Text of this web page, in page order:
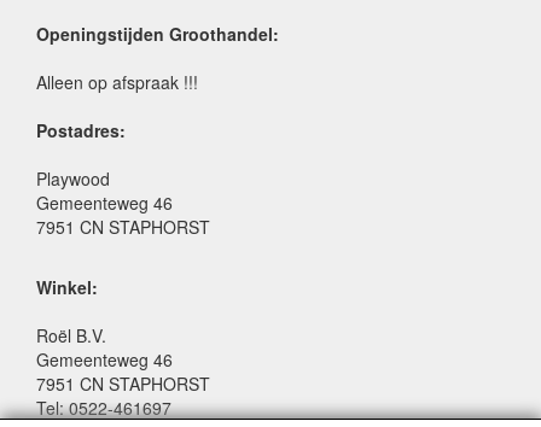
Openingstijden Groothandel:
Alleen op afspraak !!!
Postadres:
Playwood
Gemeenteweg 46
7951 CN STAPHORST
Winkel:
Roël B.V.
Gemeenteweg 46
7951 CN STAPHORST
Tel: 0522-461697